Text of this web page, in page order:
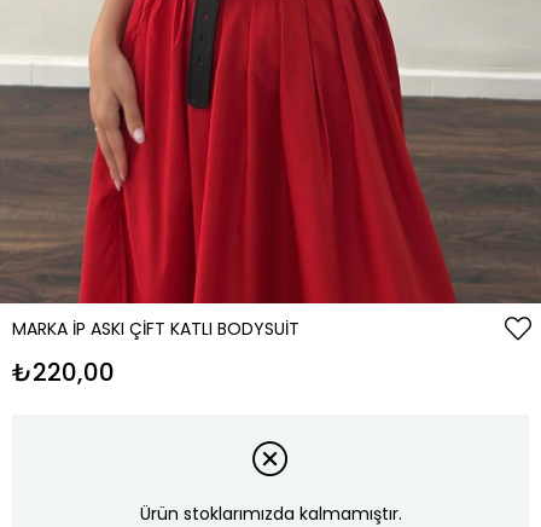
MARKA İP ASKI ÇIFT KATLI BODYSUIT
₺220,00
Ürün stoklarımızda kalmamıştır.